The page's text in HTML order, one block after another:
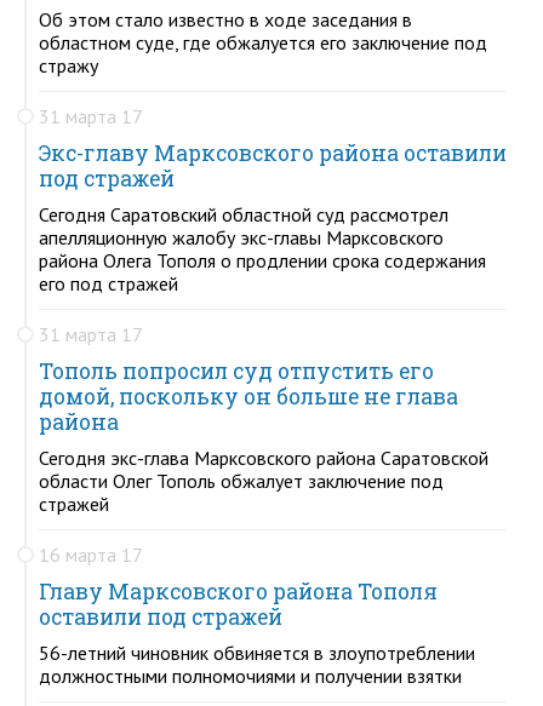
Об этом стало известно в ходе заседания в
областном суде, где обжалуется его заключение под
стражу
31 марта 17
Экс-главу Марксовского района оставили
под стражей
Сегодня Саратовский областной суд рассмотрел
апелляционную жалобу экс-главы Марксовского
района Олега Тополя о продлении срока содержания
его под стражей
31 марта 17
Тополь попросил суд отпустить его
домой, поскольку он больше не глава
района
Сегодня экс-глава Марксовского района Саратовской
области Олег Тополь обжалует заключение под
стражей
16 марта 17
Главу Марксовского района Тополя
оставили под стражей
56-летний чиновник обвиняется в злоупотреблении
должностными полномочиями и получении взятки